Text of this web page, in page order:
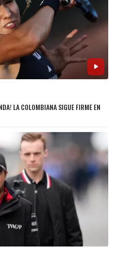
LA COLOMBIANA SIGUE FIRME EN